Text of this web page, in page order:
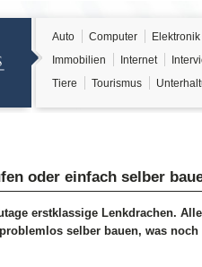
Auto Computer Elektronik
Immobilien
Internet
Tiere
Tourismus
oder einfach selber
erstklassige Lenkdrachen.
selber bauen, was noch